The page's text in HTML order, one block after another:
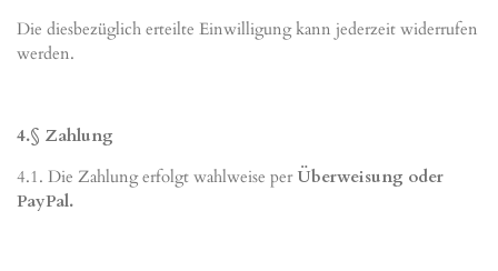
Die diesbezüglich erteilte Einwilligung kann jederzeit widerrufen
werden.
4.§ Zahlung
4.1. Die Zahlung erfolgt wahlweise per Überweisung oder
PayPal.